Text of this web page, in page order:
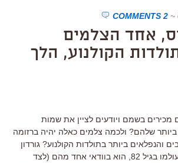
~
2 COMMENTS
אחד הצלמים
הקולנוע, הלך
מכירים בשמם ויודעים לציין את שמות
שלהם? ולכמה צלמים כאלה יהיה ברזומה
והנפלאים ביותר בתולדות הקולנוע? גורדון
וויליס, שהלך הלילה לעולמו בגיל 82, הוא בוודאי אחד מהם (לצד